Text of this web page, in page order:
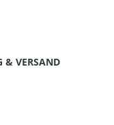
& VERSAND